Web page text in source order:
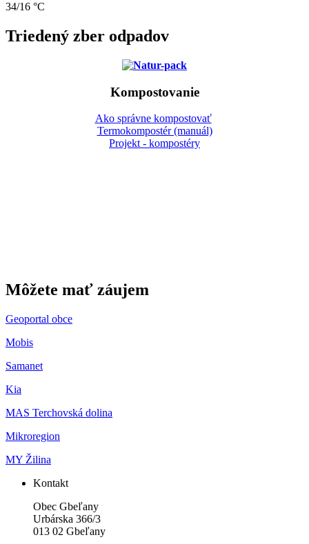
34/16 °C
Triedený zber odpadov
Kompostovanie
Ako správne kompostovať
Termokompostér (manuál)
Projekt - kompostéry
Môžete mať záujem
Geoportal obce
Mobis
Samanet
Kia
MAS Terchovská dolina
Mikroregion
MY Žilina
Kontakt
Obec Gbeľany
Urbárska 366/3
013 02 Gbeľany